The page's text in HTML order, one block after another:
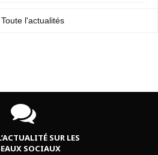
Toute l'actualités
SUR LES
SOCIAUX